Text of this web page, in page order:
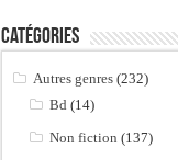
Catégories
Autres genres (232)
Bd (14)
Non fiction (137)